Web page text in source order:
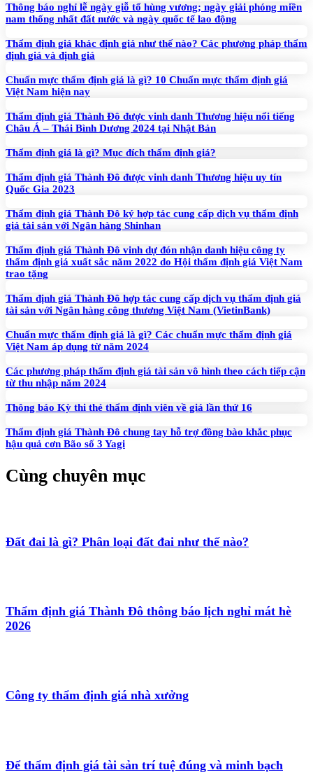
Thông báo nghỉ lễ ngày giỗ tổ hùng vương; ngày giải phóng miền
nam thống nhất đất nước và ngày quốc tế lao động
Thẩm định giá khác định giá như thế nào? Các phương pháp thẩm
định giá và định giá
Chuẩn mực thẩm định giá là gì? 10 Chuẩn mực thẩm định giá
Việt Nam hiện nay
Thẩm định giá Thành Đô được vinh danh Thương hiệu nổi tiếng
Châu Á – Thái Bình Dương 2024 tại Nhật Bản
Thẩm định giá là gì? Mục đích thẩm định giá?
Thẩm định giá Thành Đô được vinh danh Thương hiệu uy tín
Quốc Gia 2023
Thẩm định giá Thành Đô ký hợp tác cung cấp dịch vụ thẩm định
giá tài sản với Ngân hàng Shinhan
Thẩm định giá Thành Đô vinh dự đón nhận danh hiệu công ty
thẩm định giá xuất sắc năm 2022 do Hội thẩm định giá Việt Nam
trao tặng
Thẩm định giá Thành Đô hợp tác cung cấp dịch vụ thẩm định giá
tài sản với Ngân hàng công thương Việt Nam (VietinBank)
Chuẩn mực thẩm định giá là gì? Các chuẩn mực thẩm định giá
Việt Nam áp dụng từ năm 2024
Các phương pháp thẩm định giá tài sản vô hình theo cách tiếp cận
từ thu nhập năm 2024
Thông báo Kỳ thi thẻ thẩm định viên về giá lần thứ 16
Thẩm định giá Thành Đô chung tay hỗ trợ đồng bào khắc phục
hậu quả cơn Bão số 3 Yagi
Cùng chuyên mục
Đất đai là gì? Phân loại đất đai như thế nào?
Thẩm định giá Thành Đô thông báo lịch nghỉ mát hè
2026
Công ty thẩm định giá nhà xưởng
Để thẩm định giá tài sản trí tuệ đúng và minh bạch